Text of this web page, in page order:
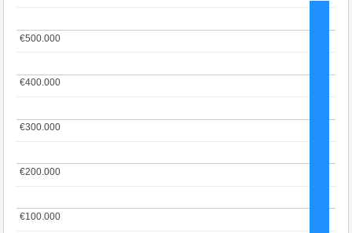
€100.000
€100.000
€200.000
€200.000
€300.000
€300.000
€400.000
€400.000
€500.000
€500.000